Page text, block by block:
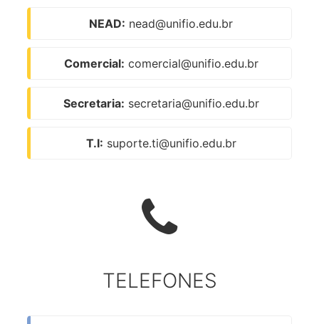
NEAD: nead@unifio.edu.br
Comercial: comercial@unifio.edu.br
Secretaria: secretaria@unifio.edu.br
T.I: suporte.ti@unifio.edu.br
TELEFONES